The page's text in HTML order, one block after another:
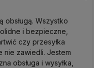
obsługą. Wszystko
i bezpieczne,
czy przesyłka
nie zawiedli. Jestem
obsługa i wysyłka,